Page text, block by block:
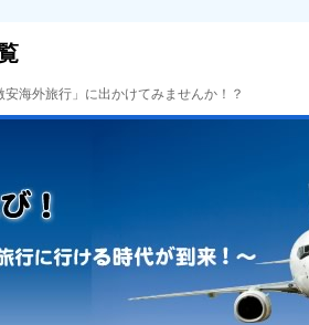
海外旅行」に出かけてみませんか！？